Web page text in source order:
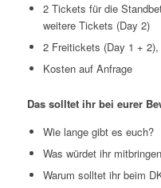
2 Tickets für die
weitere Tickets (Day 2)
2 Freitickets (Day 1 +
Kosten auf Anfrage
Das solltet ihr bei eurer
Wie lange gibt es euch?
Was würdet ihr
Warum solltet ihr beim